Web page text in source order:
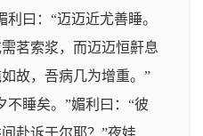
曰：“迈迈近尤善睡。
茗索浆，而迈迈恒鼾息
故，吾病几为增重。”
不睡矣。”媚利曰：“彼
赴诉于尔耶？”夜娃